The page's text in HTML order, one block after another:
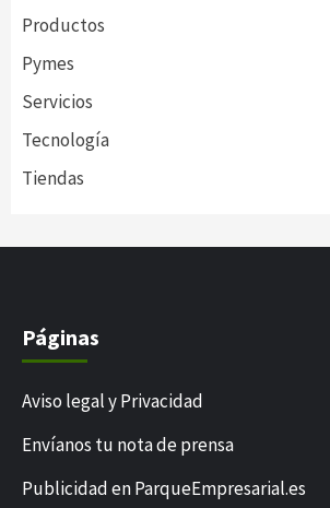
Productos
Pymes
Servicios
Tecnología
Tiendas
Páginas
Aviso legal y Privacidad
Envíanos tu nota de prensa
Publicidad en ParqueEmpresarial.es